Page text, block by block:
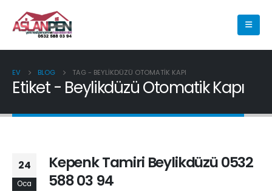
EV BLOG TAG - BEYLIKDÜZÜ OTOMATIK KAPI
Etiket - Beylikdüzü Otomatik Kapı
24
Oca
Kepenk Tamiri Beylikdüzü 0532
588 03 94